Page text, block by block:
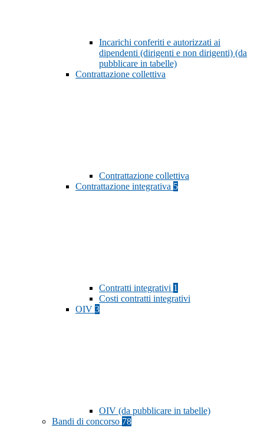
Incarichi conferiti e autorizzati ai
dipendenti (dirigenti e non dirigenti) (da
pubblicare in tabelle)
Contrattazione collettiva
Contrattazione collettiva
Contrattazione integrativa 5
Contratti integrativi 1
Costi contratti integrativi
OIV 3
OIV (da pubblicare in tabelle)
Bandi di concorso 78